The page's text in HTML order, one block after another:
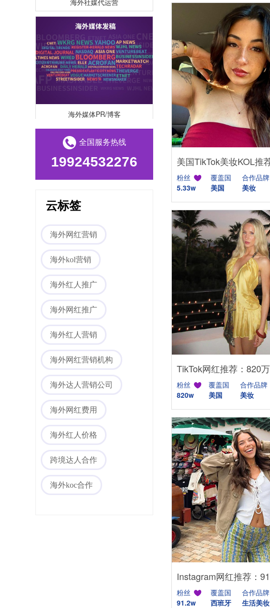
粉丝
5.33w
覆盖国
美国
合作品牌
美妆
粉丝
820w
覆盖国
美国
合作品牌
美妆
粉丝
91.2w
覆盖国
西班牙
合作品牌
生活美妆
海外媒体PR/博客
海外网红营销
海外社媒代运营
全国服务热线
19924532276
云标签
海外网红营销
海外kol营销
海外红人推广
海外网红推广
海外红人营销
海外网红营销机构
海外达人营销公司
海外网红费用
海外红人价格
跨境达人合作
海外koc合作